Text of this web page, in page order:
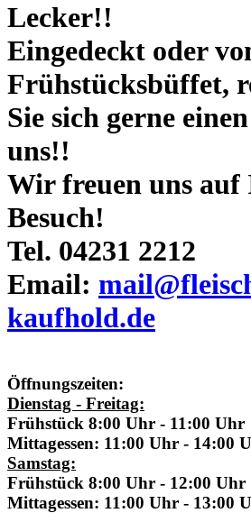
Lecker!!
Eingedeckt oder
Frühstücksbüffet,
Sie sich gerne
uns!!
Wir freuen uns auf
Besuch!
Tel. 04231 2212
Email:
kaufhold.de
Öffnungszeiten:
Dienstag - Freitag:
Frühstück 8:00 Uhr - 11:00 Uhr
Mittagessen: 11:00 Uhr - 14:00
Samstag:
Frühstück 8:00 Uhr - 12:00 Uhr
Mittagessen: 11:00 Uhr - 13:00